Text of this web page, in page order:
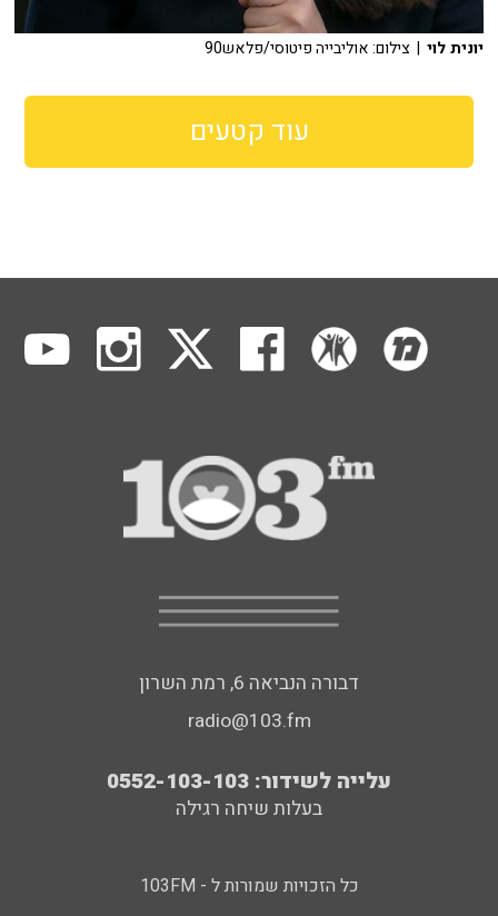
יונית לוי | צילום: אוליבייה פיטוסי/פלאש90
עוד קטעים
דבורה הנביאה 6, רמת השרון
radio@103.fm
עלייה לשידור: 0552-103-103
בעלות שיחה רגילה
כל הזכויות שמורות ל - 103FM